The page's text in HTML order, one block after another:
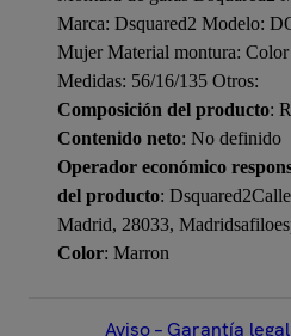
Marca: Dsquared2 Modelo:
Mujer Material montura:
Medidas: 56/16/135 Otros:
Composición del producto:
Contenido neto: No definido
Operador económico
del producto:
Madrid, 28033,
Color: Marron
Aviso – Garantía